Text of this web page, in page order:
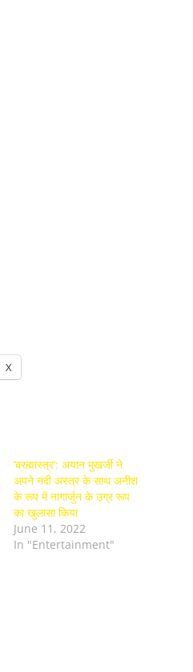
X
‘ब्रह्मास्त्र’: अयान मुखर्जी ने
अपने नंदी अस्त्र के साथ अनीश
के रूप में नागार्जुन के उग्र रूप
का खुलासा किया
June 11, 2022
In "Entertainment"